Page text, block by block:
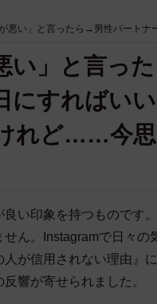
悪い」と言ったら→男性パート
い」と言っ
にすればい
れど……今思
良い印象を持つものです
ん。Instagramで日々の
が信用されない理由』
響が寄せられました。